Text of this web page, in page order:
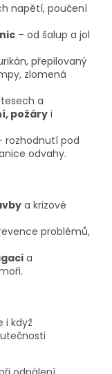
napětí, poučení
– od šalup a jol
přepilovaný
zlomená
a
požáryi
rozhodnutí pod
odvahy.
a krizové
problémů,
a
i když